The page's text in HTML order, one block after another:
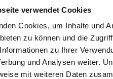
verwendet Cookies
Cookies, um Inhalte und
zu können und die
zu Ihrer
und Analysen weiter.
mit weiteren Daten
Farben in Warburg nach